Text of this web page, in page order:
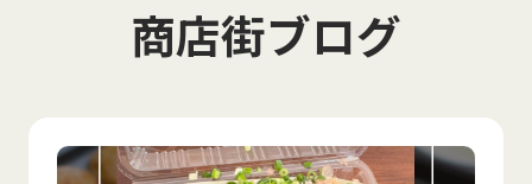
商店街ブログ